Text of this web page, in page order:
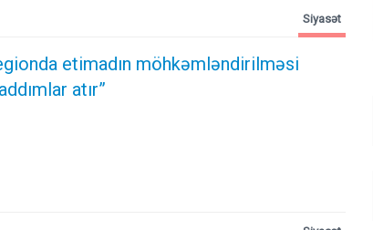
etimadın möhkəmləndirilməsi
atır”
Siyasət